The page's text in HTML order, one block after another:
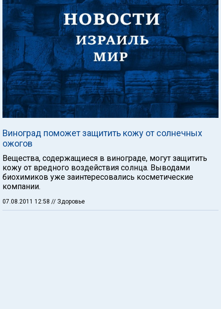
Виноград поможет защитить кожу от солнечных
ожогов
Вещества, содержащиеся в винограде, могут защитить
кожу от вредного воздействия солнца. Выводами
биохимиков уже заинтересовались косметические
компании.
07.08.2011 12:58 // Здоровье